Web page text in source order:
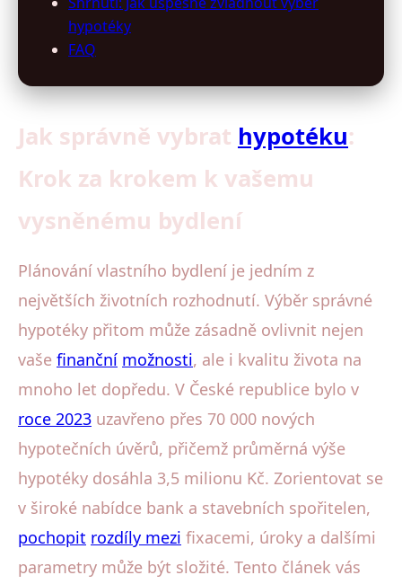
hypotéky
FAQ
Jak správně vybrat hypotéku:
Krok za krokem k vašemu
vysněnému bydlení
Plánování vlastního bydlení je jedním z
největších životních rozhodnutí. Výběr správné
hypotéky přitom může zásadně ovlivnit nejen
vaše finanční možnosti, ale i kvalitu života na
mnoho let dopředu. V České republice bylo v
roce 2023 uzavřeno přes 70 000 nových
hypotečních úvěrů, přičemž průměrná výše
hypotéky dosáhla 3,5 milionu Kč. Zorientovat se
v široké nabídce bank a stavebních spořitelen,
pochopit rozdíly mezi fixacemi, úroky a dalšími
parametry může být složité. Tento článek vás